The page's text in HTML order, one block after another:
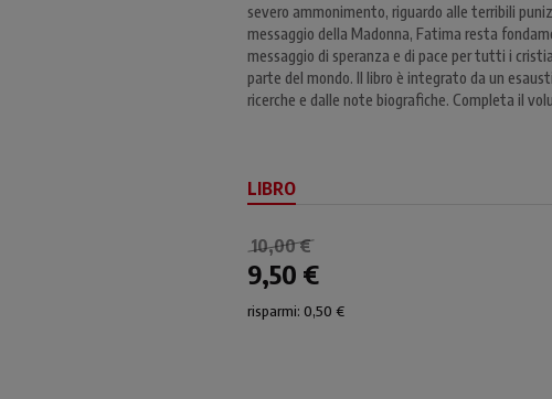
severo ammonimento, riguardo alle terribili
messaggio della Madonna, Fatima resta
messaggio di speranza e di pace per tutti i
parte del mondo. Il libro è integrato da un
ricerche e dalle note biografiche. Completa il
LIBRO
10,00 €
9,50 €
risparmi: 0,50 €